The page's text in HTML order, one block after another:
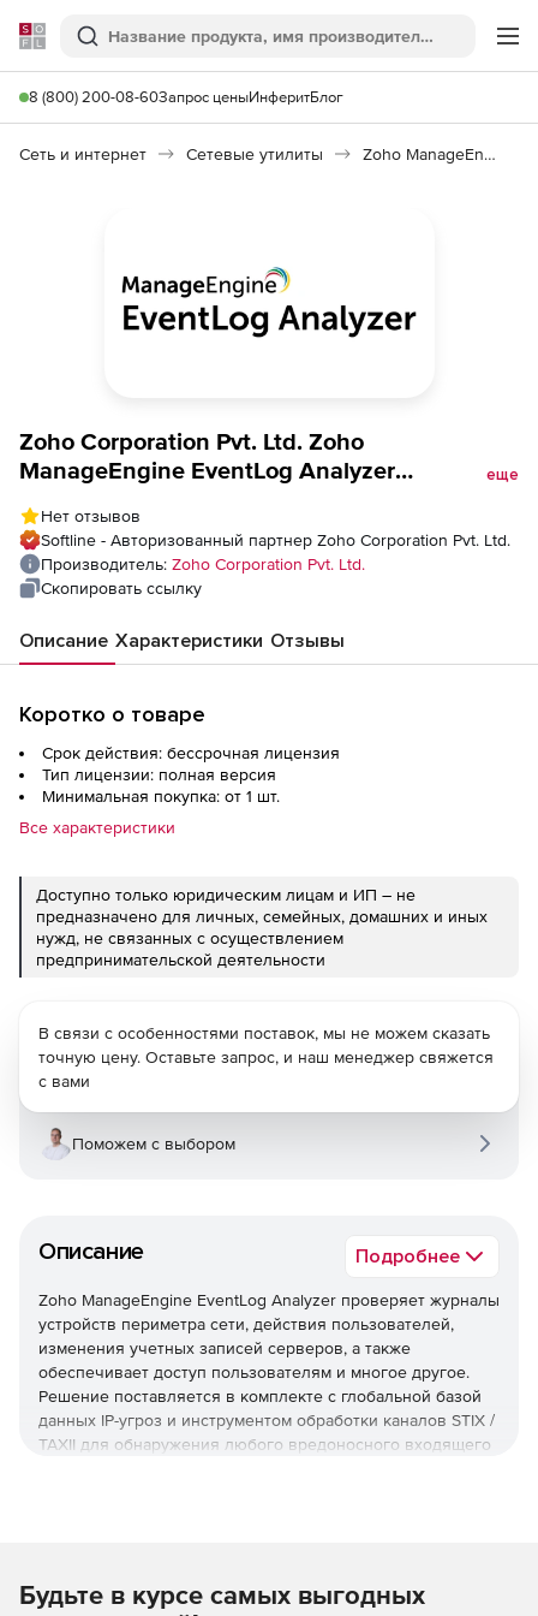
Softline
Поиск
8 (800) 200-08-60Запрос ценыИнферитБлог
Сеть и интернет Сетевые утилиты Zoho ManageEngine EventLog Analyzer
Zoho Corporation Pvt. Ltd. Zoho
ManageEngine EventLog Analyzer
Perpetual Model Single Installation), fee for
5000 Devices
еще
Нет отзывов
Softline - Авторизованный партнер Zoho Corporation Pvt. Ltd.
Производитель: Zoho Corporation Pvt. Ltd.
Скопировать ссылку
Описание Характеристики Отзывы
Коротко о товаре
Срок действия: бессрочная лицензия
Тип лицензии: полная версия
Минимальная покупка: от 1 шт.
Все характеристики
Доступно только юридическим лицам и ИП – не
предназначено для личных, семейных, домашних и иных
нужд, не связанных с осуществлением
предпринимательской деятельности
Описание Подробнее
Zoho ManageEngine EventLog Analyzer проверяет журналы
устройств периметра сети, действия пользователей,
изменения учетных записей серверов, а также
обеспечивает доступ пользователям и многое другое.
Решение поставляется в комплекте с глобальной базой
данных IP-угроз и инструментом обработки каналов STIX /
TAXII для обнаружения любого вредоносного входящего
управление журналами, включая агентные и безагентные
методы сбора журналов, настраиваемый анализ
В связи с особенностями поставок, мы не можем сказать
точную цену. Оставьте запрос, и наш менеджер свяжется
с вами
Поможем с выбором
Будьте в курсе самых выгодных